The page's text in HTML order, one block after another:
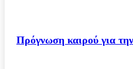
Πρόγνωση καιρού για